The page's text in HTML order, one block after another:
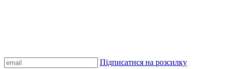
Підписатися на розсилку